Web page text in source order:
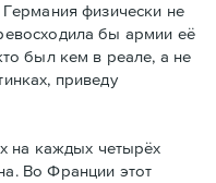
физически не
бы армии её
был кем в реале, а не
приведу
на каждых четырёх
Во Франции этот